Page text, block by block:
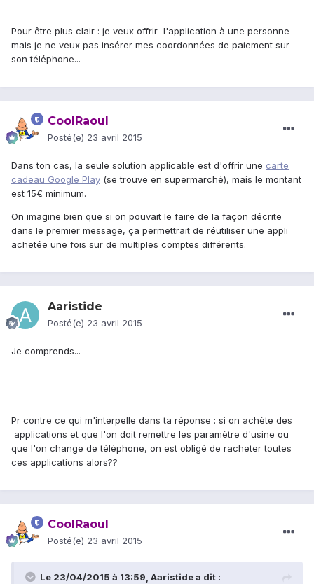
Pour être plus clair : je veux offrir l'application à une personne
mais je ne veux pas insérer mes coordonnées de paiement sur
son téléphone...
CoolRaoul
Posté(e) 23 avril 2015
Dans ton cas, la seule solution applicable est d'offrir une carte
cadeau Google Play (se trouve en supermarché), mais le montant
est 15€ minimum.
On imagine bien que si on pouvait le faire de la façon décrite
dans le premier message, ça permettrait de réutiliser une appli
achetée une fois sur de multiples comptes différents.
Aaristide
Posté(e) 23 avril 2015
Je comprends...
Pr contre ce qui m'interpelle dans ta réponse : si on achète des
applications et que l'on doit remettre les paramètre d'usine ou
que l'on change de téléphone, on est obligé de racheter toutes
ces applications alors??
CoolRaoul
Posté(e) 23 avril 2015
Le 23/04/2015 à 13:59, Aaristide a dit :